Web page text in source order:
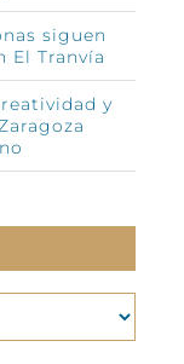
siguen
El Tranvía
y